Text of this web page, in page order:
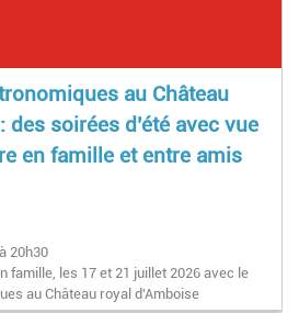
au Château
soirées d’été avec vue
en famille et entre amis
20h30
famille, les 17 et 21 juillet 2026 avec le
au Château royal d'Amboise